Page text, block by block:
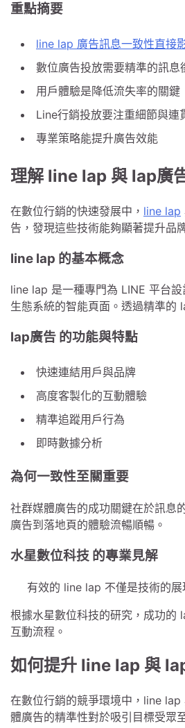
重點摘要
line lap 廣告訊息一致性直接
數位廣告投放需要精準的訊息
用戶體驗是降低流失率的關鍵
Line行銷投放要注重細節與連
專業策略能提升廣告效能
理解 line lap 與 lap廣
在數位行銷的快速發展中， line lap
告，發現這些技術能夠顯著提升品
line lap 的基本概念
line lap 是一種專門為 LINE 平台
生態系統的智能頁面。透過精準的
lap廣告 的功能與特點
快速連結用戶與品牌
高度客製化的互動體驗
精準追蹤用戶行為
即時數據分析
為何一致性至關重要
社群媒體廣告的成功關鍵在於訊息
廣告到落地頁的體驗流暢順暢。
水星數位科技 的專業見解
有效的 line lap 不僅是技術的展
根據水星數位科技的研究，成功的
互動流程。
如何提升 line lap 與
在數位行銷的競爭環境中，line
體廣告的精準性對於吸引目標受眾